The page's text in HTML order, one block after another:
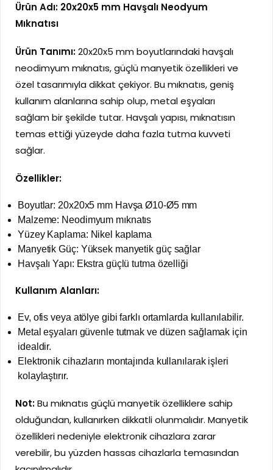
Ürün Adı: 20x20x5 mm Havşalı Neodyum
Mıknatısı
Ürün Tanımı:20x20x5 mm boyutlarındaki havşalı
neodimyum mıknatıs, güçlü manyetik özellikleri ve
özel tasarımıyla dikkat çekiyor. Bu mıknatıs, geniş
kullanım alanlarına sahip olup, metal eşyaları
sağlam bir şekilde tutar. Havşalı yapısı, mıknatısın
temas ettiği yüzeyde daha fazla tutma kuvveti
sağlar.
Özellikler:
Boyutlar: 20x20x5 mm Havşa Ø10-Ø5 mm
Malzeme: Neodimyum mıknatıs
Yüzey Kaplama: Nikel kaplama
Manyetik Güç: Yüksek manyetik güç sağlar
Havşalı Yapı: Ekstra güçlü tutma özelliği
Kullanım Alanları:
Ev, ofis veya atölye gibi farklı ortamlarda kullanılabilir.
Metal eşyaları güvenle tutmak ve düzen sağlamak için
idealdir.
Elektronik cihazların montajında kullanılarak işleri
kolaylaştırır.
Not:Bu mıknatıs güçlü manyetik özelliklere sahip
olduğundan, kullanırken dikkatli olunmalıdır. Manyetik
özellikleri nedeniyle elektronik cihazlara zarar
verebilir, bu yüzden hassas cihazlarla temasından